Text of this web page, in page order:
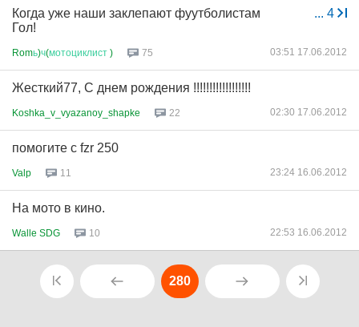
... 4
Когда уже наши заклепают фуутболистам
Гол!
Romь)ч(мотоциклист ) 75 03:51 17.06.2012
Жесткий77, С днем рождения !!!!!!!!!!!!!!!!!!
Koshka_v_vyazanoy_shapke 22 02:30 17.06.2012
помогите с fzr 250
Valp 11 23:24 16.06.2012
На мото в кино.
Walle SDG 10 22:53 16.06.2012
280